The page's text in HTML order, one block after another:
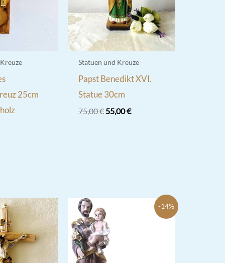
25cm
Statuen und Kreuze
Papst Benedikt XVI.
Statue 30cm
75,00€ Ursprünglicher
55,00€Aktueller
-14%